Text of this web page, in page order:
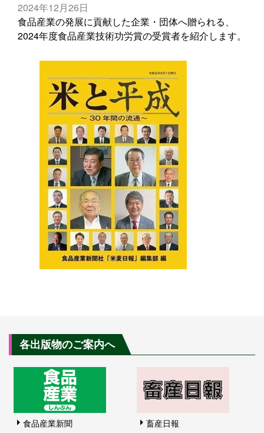
2024年12月26日
食品産業の発展に貢献した企業・団体へ贈られる、
2024年度食品産業技術功労賞の受賞者を紹介します。
各出版物のご案内へ
食品産業新聞 畜産日報